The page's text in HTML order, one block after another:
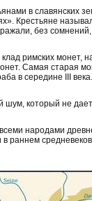
в славянских
Крестьяне
без
римских монет,
Самая старая
в середине III
который не
народами
раннем